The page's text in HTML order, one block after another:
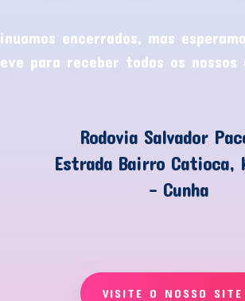
encerrados, mas
para receber todos os
Rodovia Salvador
Estrada Bairro Catioca,
– Cunha
VISITE O NOSSO SITE